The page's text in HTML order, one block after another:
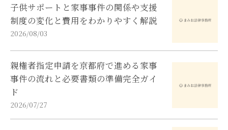
子供サポートと家事事件の関係や支援
制度の変化と費用をわかりやすく解説
2026/08/03
親権者指定申請を京都府で進める家事
事件の流れと必要書類の準備完全ガイ
ド
2026/07/27